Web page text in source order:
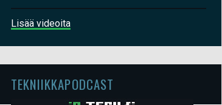
Lisää videoita
TEKNIIKKAPODCAST